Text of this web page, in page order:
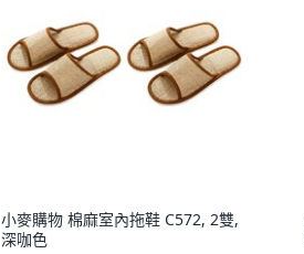
小麥購物 棉麻室內拖鞋 C572, 2雙,
深咖色